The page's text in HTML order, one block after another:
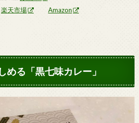
楽天市場 Amazon
める「黒七味カレー」